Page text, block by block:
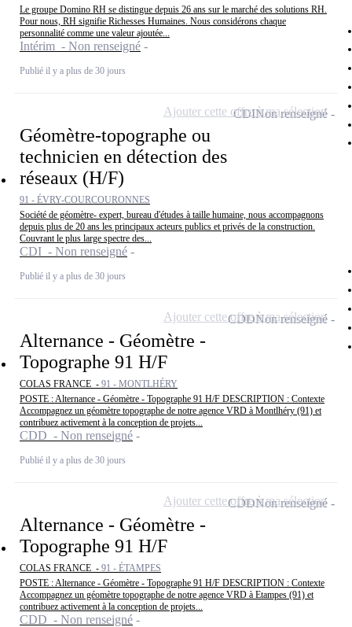
Le groupe Domino RH se distingue depuis 26 ans sur le marché des solutions RH.
Pour nous, RH signifie Richesses Humaines. Nous considérons chaque
personnalité comme une valeur ajoutée...
Intérim - Non renseigné
Publié il y a plus de 30 jours
Géomètre-topographe ou
technicien en détection des
réseaux (H/F)
91 - ÉVRY-COURCOURONNES
Société de géomètre- expert, bureau d'études à taille humaine, nous accompagnons
depuis plus de 20 ans les principaux acteurs publics et privés de la construction.
Couvrant le plus large spectre des...
CDI - Non renseigné
Publié il y a plus de 30 jours
CDINon renseigné
Ajouter cette offre à ma sélection
Alternance - Géomètre -
Topographe 91 H/F
COLAS FRANCE - 91 - MONTLHÉRY
POSTE : Alternance - Géomètre - Topographe 91 H/F DESCRIPTION : Contexte
Accompagnez un géomètre topographe de notre agence VRD à Montlhéry (91) et
contribuez activement à la conception de projets...
CDD - Non renseigné
Publié il y a plus de 30 jours
CDDNon renseigné
Ajouter cette offre à ma sélection
Alternance - Géomètre -
Topographe 91 H/F
COLAS FRANCE - 91 - ÉTAMPES
POSTE : Alternance - Géomètre - Topographe 91 H/F DESCRIPTION : Contexte
Accompagnez un géomètre topographe de notre agence VRD à Etampes (91) et
contribuez activement à la conception de projets...
CDD - Non renseigné
CDDNon renseigné
Ajouter cette offre à ma sélection